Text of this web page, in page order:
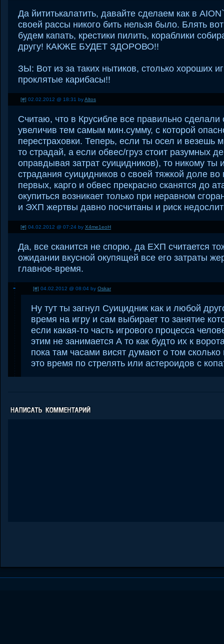
Да йититькалатить, давайте сделаем как в
своей рассы никого бить нельзя было. Блять
будем капать, крестики пилить, кораблики
другу! КАКЖЕ БУДЕТ ЗДОРОВО!!
ЗЫ: Вот из за таких нытиков, столько хороших
проклятые карибасы!!
[#] 02.02.2012 @ 18:31 byAltos
Считаю, что в Крусибле все правильно сделали
увеличив тем самым мин.сумму, с которой
перестраховки. Теперь, если ты осел и везешь
то страдай, а если обвес/груз стоит разумных
оправдывая затрат суицидников), то никому ты
страдания суицидников о своей тяжкой доле
первых, карго и обвес прекрасно сканятся до
окупиться возникает только при неравном
и ЭХП жертвы давно посчитаны и риск
[#] 04.02.2012 @ 07:24 by X4me1eoH
Да, все сканится не спорю, да ЕХП считается
ожидании вкусной окупящей все его затраты
главное-время.
[#] 04.02.2012 @ 08:04 by Oskar
Ну тут ты загнул Суицидник как и любой
время на игру и сам выбирает то занятие
если какая-то часть игрового процесса
этим не занимается А то как будто их к
пока там часами висят думают о том
это время по стрелять или астероидов с